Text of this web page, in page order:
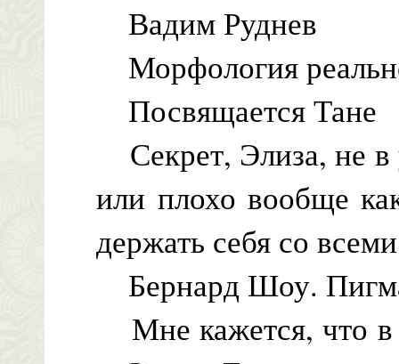
Вадим Руднев
Морфология
Посвящается Тане
Секрет, Элиза, не
или плохо вообще
держать себя со
Бернард Шоу.
Мне кажется, что в